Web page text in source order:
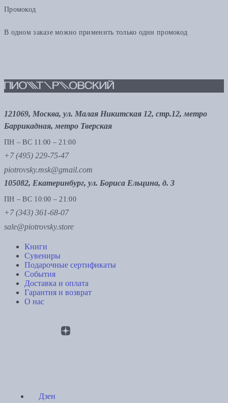
Промокод
В одном заказе можно применить только один промокод
121069, Москва, ул. Малая Никитская 12, стр.12, метро
Баррикадная, метро Тверская
ПН – ВС 11:00 – 21:00
+7 (495) 229-75-47
piotrovsky.msk@gmail.com
105082, Екатеринбург, ул. Бориса Ельцина, д. 3
ПН – ВС 10:00 – 21:00
+7 (343) 361-68-07
sale@piotrovsky.store
Книги
Сувениры
Подарочные сертификаты
События
Доставка и оплата
Гарантия и возврат
О нас
Дзен